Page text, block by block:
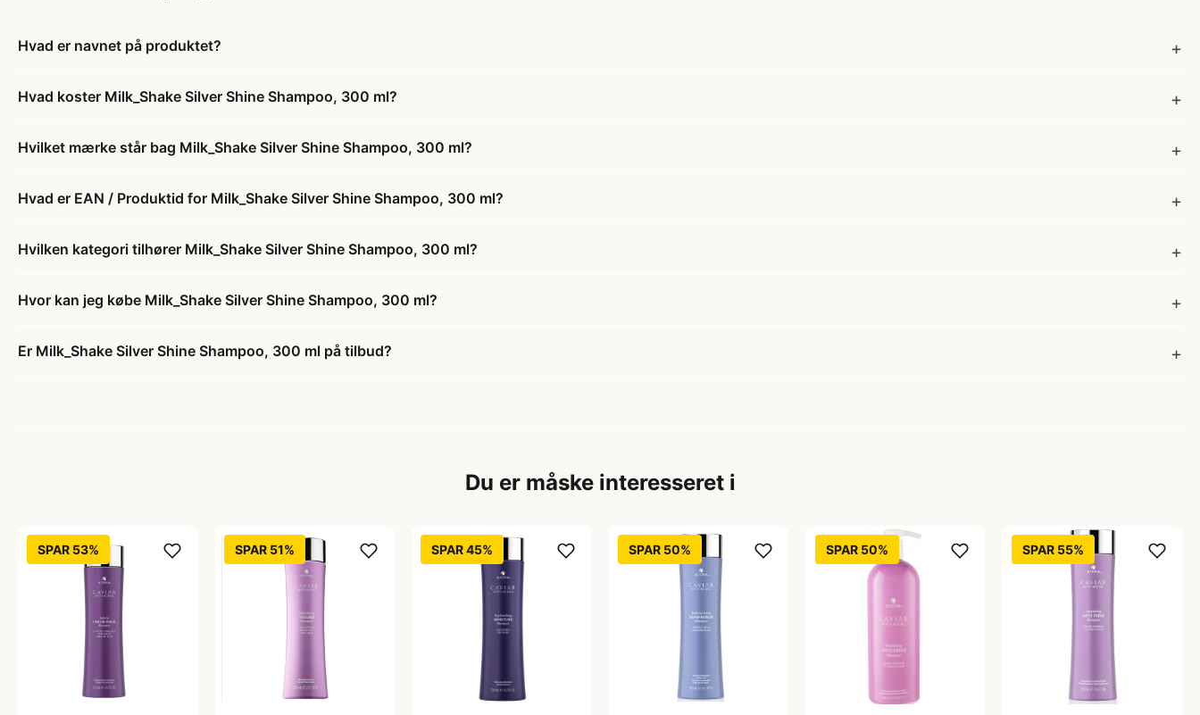
Hvad er navnet på produktet?
Hvad koster Milk_Shake Silver Shine Shampoo, 300 ml?
Hvilket mærke står bag Milk_Shake Silver Shine Shampoo, 300 ml?
Hvad er EAN / Produktid for Milk_Shake Silver Shine Shampoo, 300 ml?
Hvilken kategori tilhører Milk_Shake Silver Shine Shampoo, 300 ml?
Hvor kan jeg købe Milk_Shake Silver Shine Shampoo, 300 ml?
Er Milk_Shake Silver Shine Shampoo, 300 ml på tilbud?
Du er måske interesseret i
SPAR 53% SPAR 51% SPAR 45% SPAR 50% SPAR 50% SPAR 55%